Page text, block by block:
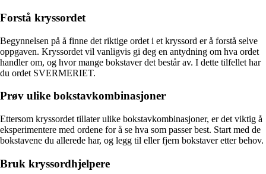
Forstå kryssordet
Begynnelsen på å finne det riktige ordet i et kryssord er å forstå selve
oppgaven. Kryssordet vil vanligvis gi deg en antydning om hva ordet
handler om, og hvor mange bokstaver det består av. I dette tilfellet har
du ordet SVERMERIET.
Prøv ulike bokstavkombinasjoner
Ettersom kryssordet tillater ulike bokstavkombinasjoner, er det viktig å
eksperimentere med ordene for å se hva som passer best. Start med de
bokstavene du allerede har, og legg til eller fjern bokstaver etter behov.
Bruk kryssordhjelpere